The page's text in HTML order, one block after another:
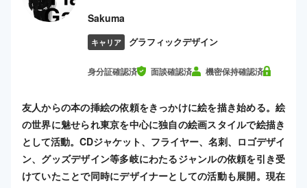
Sakuma
キャリア グラフィックデザイン
身分証確認済 面談確認済 機密保持確認済
友人からの本の挿絵の依頼をきっかけに絵を描き始める。絵
の世界に魅せられ東京を中心に独自の絵画スタイルで絵描き
として活動。CDジャケット、フライヤー、名刺、ロゴデザイ
ン、グッズデザイン等多岐にわたるジャンルの依頼を引き受
けていたことで同時にデザイナーとしての活動も展開。現在